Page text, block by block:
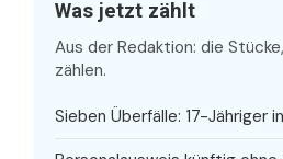
Was jetzt zählt
Aus der Redaktion: die
zählen.
Sieben Überfälle: 17-Jähriger